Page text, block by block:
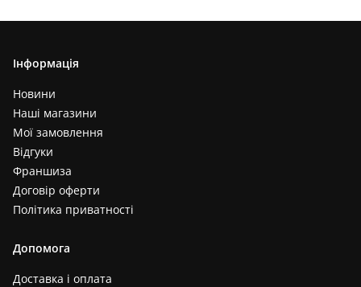
Інформація
Новини
Наші магазини
Мої замовлення
Відгуки
Франшиза
Договір оферти
Політика приватності
Допомога
Доставка і оплата